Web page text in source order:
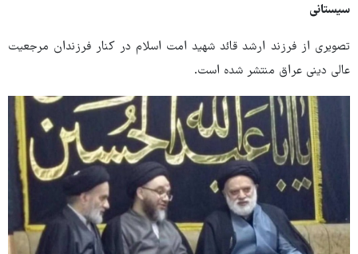
سیستانی
تصویری از فرزند ارشد قائد شهید امت اسلام در کنار فرزندان مرجعیت
عالی دینی عراق منتشر شده است.